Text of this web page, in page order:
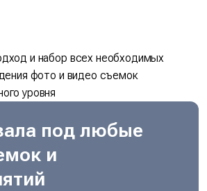
и набор всех необходимых
фото и видео съемок
уровня
под любые
и